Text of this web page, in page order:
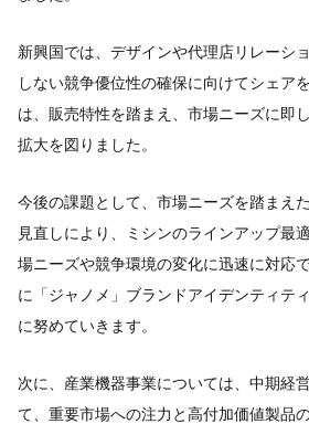
新興国では、デザインや代理店リレーシ
しない競争優位性の確保に向けてシェア
は、販売特性を踏まえ、市場ニーズに即
拡大を図りました。
今後の課題として、市場ニーズを踏まえ
見直しにより、ミシンのラインアップ最
場ニーズや競争環境の変化に迅速に対応
に「ジャノメ」ブランドアイデンティテ
に努めていきます。
次に、産業機器事業については、中期経
て、重要市場への注力と高付加価値製品